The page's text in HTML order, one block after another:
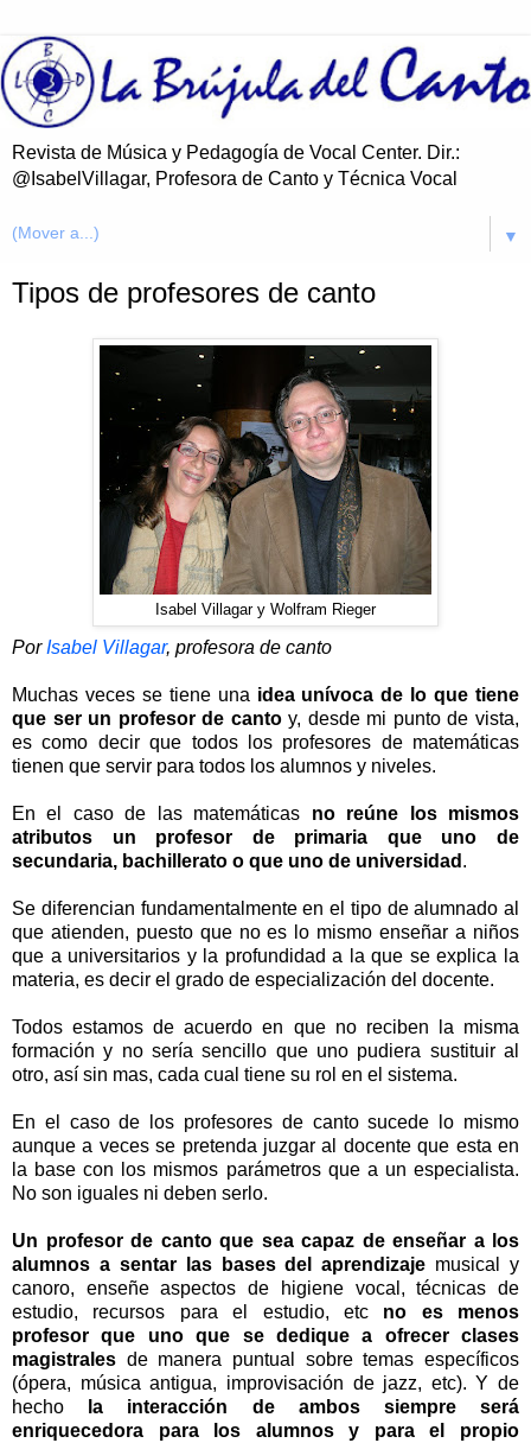
Revista de Música y Pedagogía de Vocal Center. Dir.:
@IsabelVillagar, Profesora de Canto y Técnica Vocal
▼
Tipos de profesores de canto
Isabel Villagar y Wolfram Rieger
PorIsabel Villagar, profesora de canto
Muchas veces se tiene una idea unívoca de lo que tiene
que ser un profesor de cantoy, desde mi punto de vista,
es como decir que todos los profesores de matemáticas
tienen que servir para todos los alumnos y niveles.
En el caso de las matemáticas no reúne los mismos
atributos un profesor de primaria que uno de
secundaria, bachillerato o que uno de universidad .
Se diferencian fundamentalmente en el tipo de alumnado al
que atienden, puesto que no es lo mismo enseñar a niños
que a universitarios y la profundidad a la que se explica la
materia, es decir el grado de especialización del docente.
Todos estamos de acuerdo en que no reciben la misma
formación y no sería sencillo que uno pudiera sustituir al
otro, así sin mas, cada cual tiene su rol en el sistema.
En el caso de los profesores de canto sucede lo mismo
aunque a veces se pretenda juzgar al docente que esta en
la base con los mismos parámetros que a un especialista.
No son iguales ni deben serlo.
Un profesor de canto que sea capaz de enseñar a los
alumnos a sentar las bases del aprendizaje musical y
canoro, enseñe aspectos de higiene vocal, técnicas de
estudio, recursos para el estudio, etc no es menos
profesor que uno que se dedique a ofrecer clases
magistrales de manera puntual sobre temas específicos
(ópera, música antigua, improvisación de jazz, etc). Y de
hecho
la interacción de ambos siempre será
enriquecedora para los alumnos y para el propio